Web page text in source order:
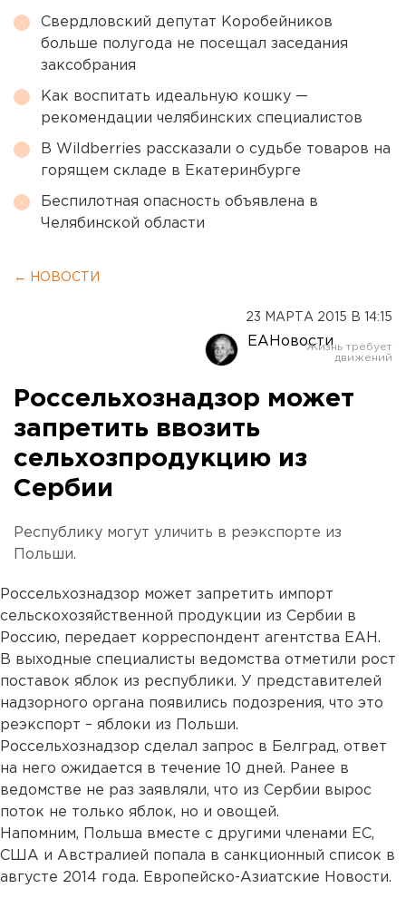
Свердловский депутат Коробейников
больше полугода не посещал заседания
заксобрания
Как воспитать идеальную кошку —
рекомендации челябинских специалистов
В Wildberries рассказали о судьбе товаров на
горящем складе в Екатеринбурге
Беспилотная опасность объявлена в
Челябинской области
← НОВОСТИ
23 МАРТА 2015 В 14:15
ЕАНовости
Россельхознадзор может
запретить ввозить
сельхозпродукцию из
Сербии
Республику могут уличить в реэкспорте из
Польши.
Россельхознадзор может запретить импорт
сельскохозяйственной продукции из Сербии в
Россию, передает корреспондент агентства ЕАН.
В выходные специалисты ведомства отметили рост
поставок яблок из республики. У представителей
надзорного органа появились подозрения, что это
реэкспорт – яблоки из Польши.
Россельхознадзор сделал запрос в Белград, ответ
на него ожидается в течение 10 дней. Ранее в
ведомстве не раз заявляли, что из Сербии вырос
поток не только яблок, но и овощей.
Напомним, Польша вместе с другими членами ЕС,
США и Австралией попала в санкционный список в
августе 2014 года. Европейско-Азиатские Новости.